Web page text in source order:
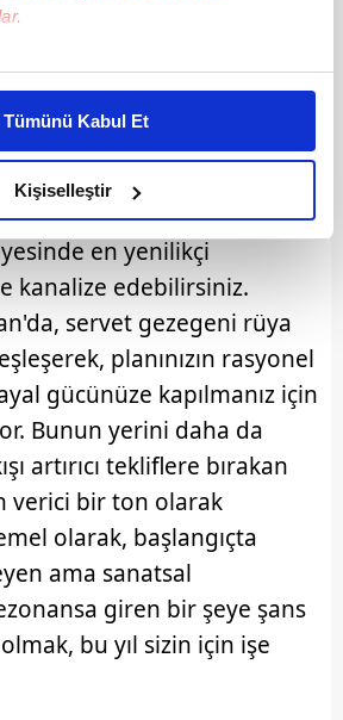
halinde sizlere özel
yaşatabiliriz. Bunu yaparken
iyi bir reklam deneyimi sunmak
iyi içerikleri sunabilmek adına
gösterdiğimizi ve bu noktada,
karşılamak noktasında tek gelir
hatırlatmak isteriz.
bu çerezlere izin vermedikleri
hedefli reklamlar
sunabilmek için İnternet
ve üçüncü kişilere ait çerezler
vasıtasıyla çeşitli kişisel
olup gerekli olan çerezler bilgi
sunulması amacıyla
çerezler, sitemizin daha işlevsel
ve sizlere yönelik
yapılması, amaçlarıyla
dahilinde kullanılacaktır.
Tümünü Kabul Et
Kişiselleştir
YILLIK BURÇ YORUMU
olduğunuzda, yılın
para evinizde takılan
en yenilikçi
kanalize edebilirsiniz.
servet gezegeni rüya
planınızın rasyonel
gücünüze kapılmanız için
Bunun yerini daha da
artırıcı tekliflere bırakan
verici bir ton olarak
olarak, başlangıçta
ama sanatsal
giren bir şeye şans
bu yıl sizin için işe